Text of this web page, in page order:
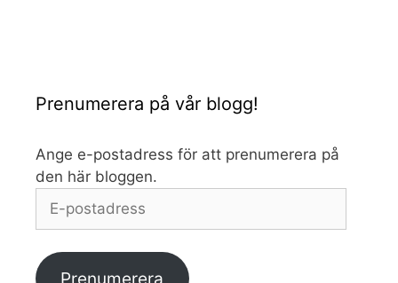
Prenumerera på vår blogg!
Ange e-postadress för att prenumerera på
den här bloggen.
postadress
Prenumerera